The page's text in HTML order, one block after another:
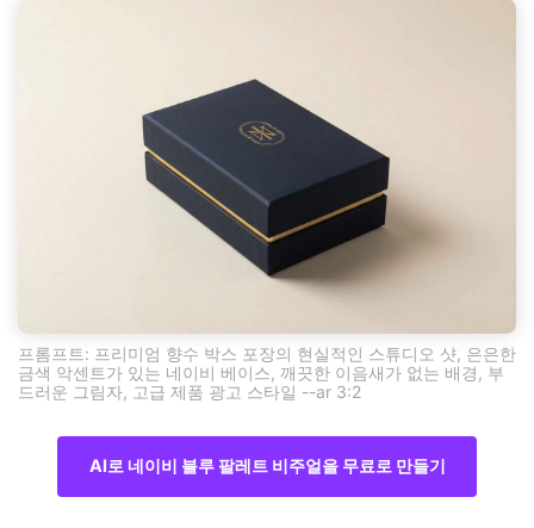
프롬프트: 프리미엄 향수 박스 포장의 현실적인 스튜디오 샷, 은은한
금색 악센트가 있는 네이비 베이스, 깨끗한 이음새가 없는 배경, 부
드러운 그림자, 고급 제품 광고 스타일 --ar 3:2
AI로 네이비 블루 팔레트 비주얼을 무료로 만들기